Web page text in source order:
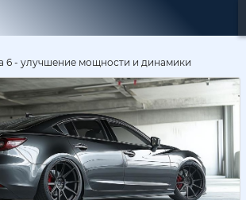
6 - улучшение мощности и динамики